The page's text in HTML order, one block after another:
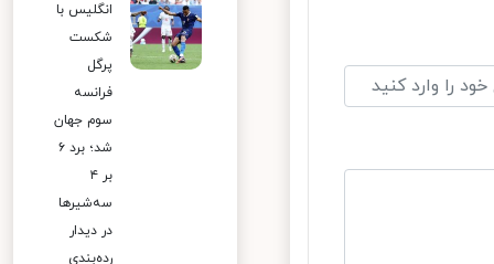
انگلیس با
شکست
پرگل
فرانسه
سوم جهان
شد؛ برد ۶
بر ۴
سه‌شیرها
در دیدار
رده‌بندی